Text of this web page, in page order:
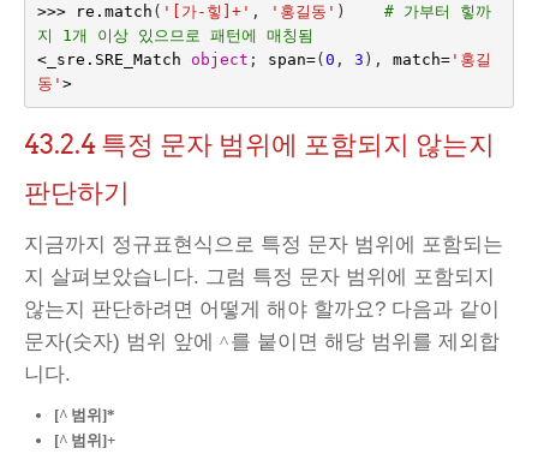
>>> re . match ( '[가-힣]+' , '홍길동' )
# 가부터 힣까
지 1개 이상 있으므로 패턴에 매칭됨
<_sre . SRE_Match object ; span=(0 , 3 ), match='홍길
동' >
43.2.4특정 문자 범위에 포함되지 않는지
판단하기
지금까지 정규표현식으로 특정 문자 범위에 포함되는
지 살펴보았습니다. 그럼 특정 문자 범위에 포함되지
않는지 판단하려면 어떻게 해야 할까요? 다음과 같이
문자(숫자) 범위 앞에 ^를 붙이면 해당 범위를 제외합
니다.
[^ 범위]*
[^ 범위]+